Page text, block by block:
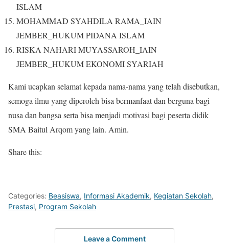
ISLAM
MOHAMMAD SYAHDILA RAMA_IAIN
JEMBER_HUKUM PIDANA ISLAM
RISKA NAHARI MUYASSAROH_IAIN
JEMBER_HUKUM EKONOMI SYARIAH
Kami ucapkan selamat kepada nama-nama yang telah disebutkan,
semoga ilmu yang diperoleh bisa bermanfaat dan berguna bagi
nusa dan bangsa serta bisa menjadi motivasi bagi peserta didik
SMA Baitul Arqom yang lain. Amin.
Share this:
Categories: Beasiswa, Informasi Akademik, Kegiatan Sekolah,
Prestasi, Program Sekolah
Leave a Comment